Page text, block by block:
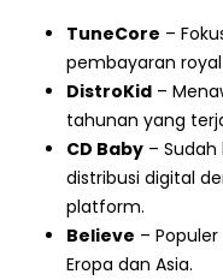
TuneCore –
pembayaran
DistroKid –
tahunan yang
CD Baby –
distribusi digital
platform.
Believe –
Eropa dan Asia.